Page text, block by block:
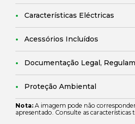
Características Eléctricas
Acessórios Incluídos
Documentação Legal,
Proteção Ambiental
Nota: A imagem pode não
apresentado. Consulte as características